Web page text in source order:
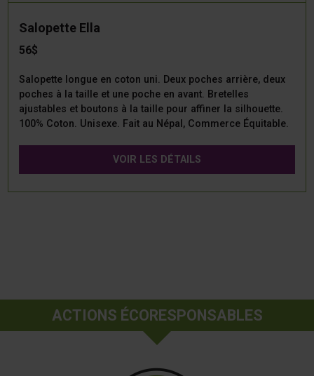
Salopette Ella
56$
Salopette longue en coton uni. Deux poches arrière, deux
poches à la taille et une poche en avant. Bretelles
ajustables et boutons à la taille pour affiner la silhouette.
100% Coton. Unisexe. Fait au Népal, Commerce Équitable.
VOIR LES DÉTAILS
ACTIONS ÉCORESPONSABLES